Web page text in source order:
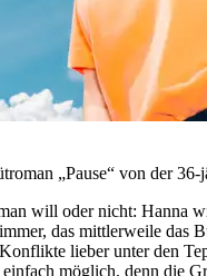
„Pause“ von der
will oder nicht:
das mittlerweile das
lieber unter den
möglich, denn die